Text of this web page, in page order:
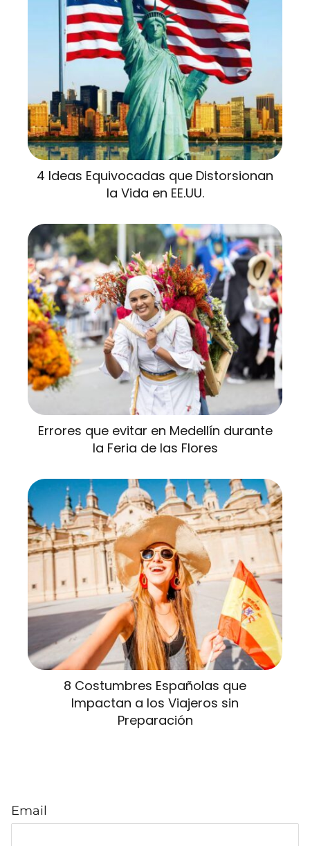
4 Ideas Equivocadas que Distorsionan
la Vida en EE.UU.
Errores que evitar en Medellín durante
la Feria de las Flores
8 Costumbres Españolas que
Impactan a los Viajeros sin
Preparación
Email